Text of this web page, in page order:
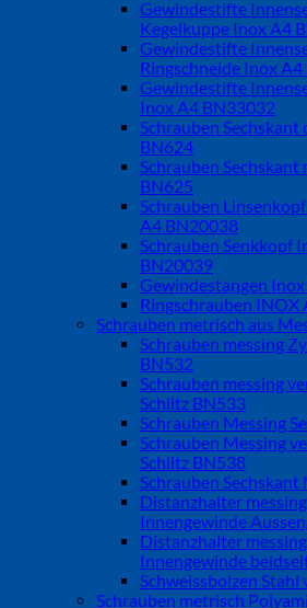
Gewindestifte
Kegelkuppe Inox A4
Gewindestifte
Ringschneide Inox A4
Gewindestifte
Inox A4 BN33032
Schrauben
BN624
Schrauben
BN625
Schrauben
A4 BN20038
Schrauben Senkkopf
BN20039
Gewindestangen
Ringschrauben INOX
Schrauben metrisch aus
Schrauben messing
BN532
Schrauben messing
Schlitz BN533
Schrauben Messing
Schrauben Messing
Schlitz BN538
Schrauben Sechskant
Distanzhalter
Innengewinde
Distanzhalter
Innengewinde
Schweissbolzen
Schrauben metrisch